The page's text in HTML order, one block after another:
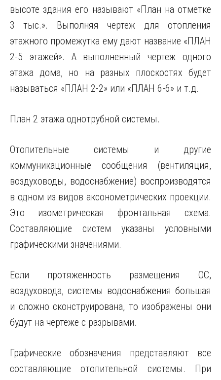
высоте здания его называют «План на отметке
3 тыс.». Выполняя чертеж для отопления
этажного промежутка ему дают название «ПЛАН
2-5 этажей». А выполненный чертеж одного
этажа дома, но на разных плоскостях будет
называться «ПЛАН 2-2» или «ПЛАН 6-6» и т.д.
План 2 этажа однотрубной системы.
Отопительные системы и другие
коммуникационные сообщения (вентиляция,
воздуховоды, водоснабжение) воспроизводятся
в одном из видов аксонометрических проекции.
Это изометрическая фронтальная схема.
Составляющие систем указаны условными
графическими значениями.
Если протяженность размещения ОС,
воздуховода, системы водоснабжения большая
и сложно сконструирована, то изображены они
будут на чертеже с разрывами.
Графические обозначения представляют все
составляющие отопительной системы. При